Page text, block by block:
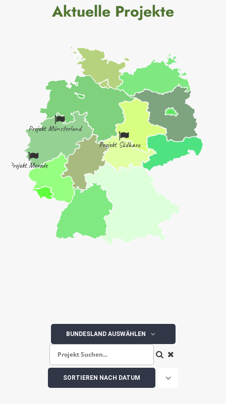
Aktuelle Projekte
Projekt Merode
Projekt Südharz
Projekt Münsterland
BUNDESLAND AUSWÄHLEN
SORTIEREN NACH DATUM